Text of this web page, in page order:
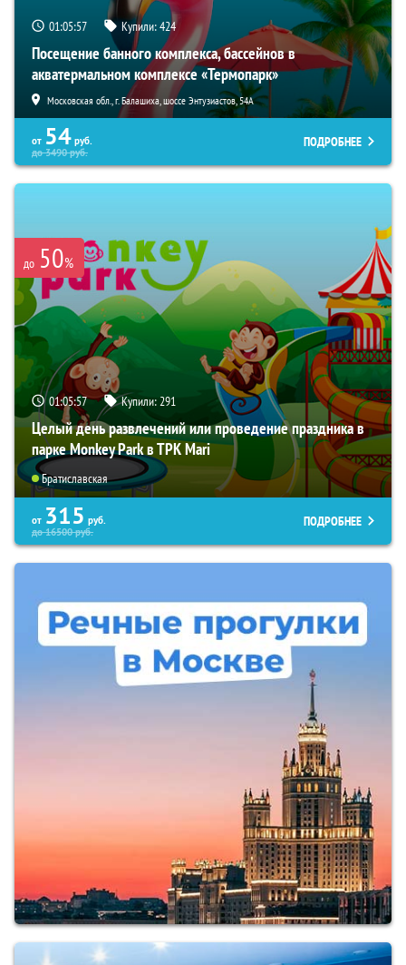
01:05:56 Купили:424
Посещение банного комплекса, бассейнов в
акватермальном комплексе «Термопарк»
Московская обл., г. Балашиха, шоссе Энтузиастов, 54А
от 54 руб.
до3490руб.
ПОДРОБНЕЕ
до 50%
01:05:56 Купили:291
Целый день развлечений или проведение праздника в
парке Monkey Park в ТРК Mari
Братиславская
от 315 руб.
до16500руб.
ПОДРОБНЕЕ